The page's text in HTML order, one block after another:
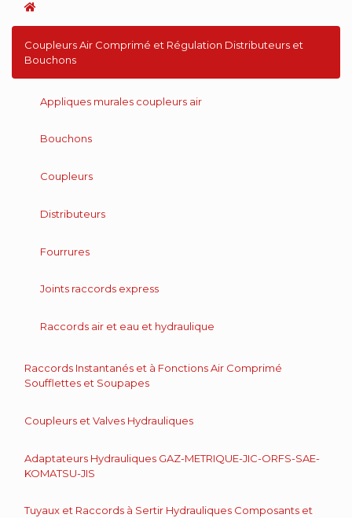
Coupleurs Air Comprimé et Régulation Distributeurs et
Bouchons
Appliques murales coupleurs air
Bouchons
Coupleurs
Distributeurs
Fourrures
Joints raccords express
Raccords air et eau et hydraulique
Raccords Instantanés et à Fonctions Air Comprimé
Soufflettes et Soupapes
Coupleurs et Valves Hydrauliques
Adaptateurs Hydrauliques GAZ-METRIQUE-JIC-ORFS-SAE-
KOMATSU-JIS
Tuyaux et Raccords à Sertir Hydrauliques Composants et